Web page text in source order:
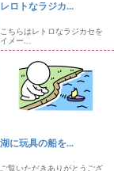
レロトなラジカ...
こちらはレトロなラジカセを
イメー...
湖に玩具の船を...
ご覧いただきありがとうござ